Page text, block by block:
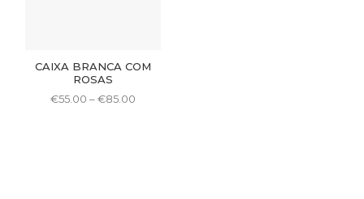
CAIXA BRANCA COM
ROSAS
€55.00 –€85.00